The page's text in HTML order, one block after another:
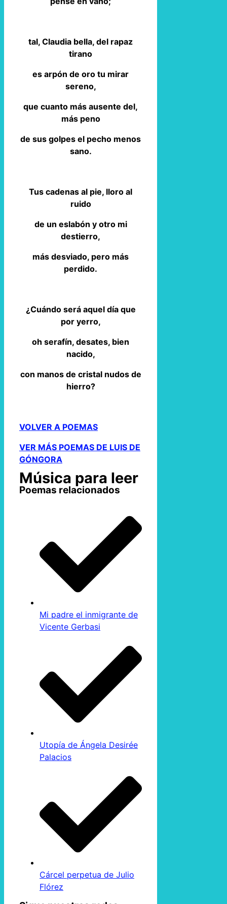
tal, Claudia bella, del rapaz
tirano
es arpón de oro tu mirar
sereno,
que cuanto más ausente del,
más peno
de sus golpes el pecho menos
sano.
Tus cadenas al pie, lloro al
ruido
de un eslabón y otro mi
destierro,
más desviado, pero más
perdido.
¿Cuándo será aquel día que
por yerro,
oh serafín, desates, bien
nacido,
con manos de cristal nudos de
hierro?
VOLVER A POEMAS
VER MÁS POEMAS DE LUIS DE
GÓNGORA
Música para leer
Poemas relacionados
Mi padre el inmigrante de
Vicente Gerbasi
Utopía de Ángela Desirée
Palacios
Cárcel perpetua de Julio
Flórez